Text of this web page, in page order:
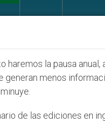
haremos la pausa anual,
generan menos
de las ediciones en